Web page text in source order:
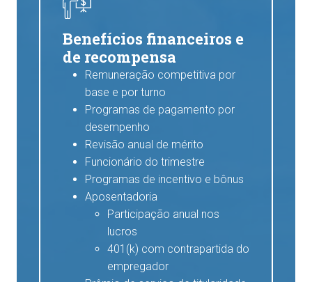
Benefícios financeiros e
de recompensa
Remuneração competitiva por
base e por turno
Programas de pagamento por
desempenho
Revisão anual de mérito
Funcionário do trimestre
Programas de incentivo e bônus
Aposentadoria
Participação anual nos
lucros
401(k) com contrapartida do
empregador